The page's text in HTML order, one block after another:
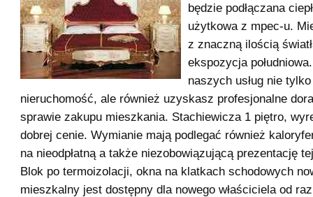
będzie podłączana
użytkowa z mpec-u.
z znaczną ilością
ekspozycja
naszych usług nie
nieruchomość, ale również uzyskasz profesjonalne
sprawie zakupu mieszkania. Stachiewicza 1 piętro,
dobrej cenie. Wymianie mają podlegać również
na nieodpłatną a także niezobowiązującą prezentację
Blok po termoizolacji, okna na klatkach schodowych
mieszkalny jest dostępny dla nowego właściciela od